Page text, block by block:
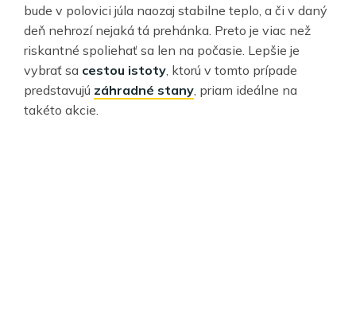
bude v polovici júla naozaj stabilne teplo, a či v daný
deň nehrozí nejaká tá prehánka. Preto je viac než
riskantné spoliehať sa len na počasie. Lepšie je
vybrať sa cestou istoty, ktorú v tomto prípade
predstavujú záhradné stany, priam ideálne na
takéto akcie.